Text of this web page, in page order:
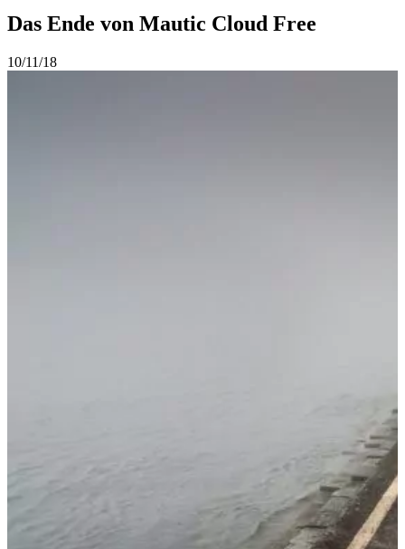
Das Ende von Mautic Cloud Free
10/11/18